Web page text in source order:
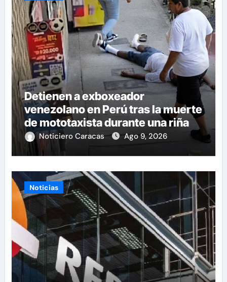
Detienen a exboxeador
venezolano en Perú tras la muerte
de mototaxista durante una riña
Noticiero Caracas Ago 9, 2026
Noticias